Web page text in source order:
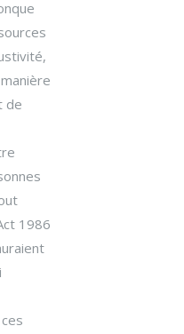
de
1986